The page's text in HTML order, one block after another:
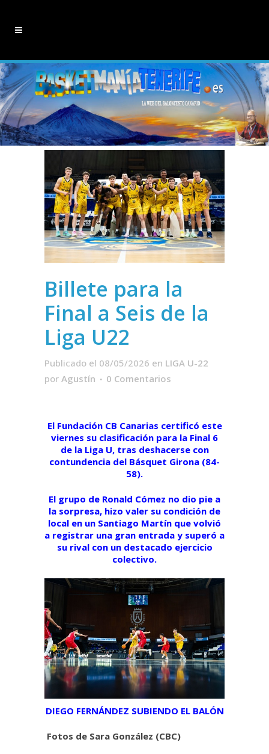
Billete para la
Final a Seis de la
Liga U22
Publicado el 08/05/2026 en LIGA U-22
por Agustín 0 Comentarios
El Fundación CB Canarias certificó este
viernes su clasificación para la Final 6
de la Liga U, tras deshacerse con
contundencia del Básquet Girona (84-
58).
El grupo de Ronald Cómez no dio pie a
la sorpresa, hizo valer su condición de
local en un Santiago Martín que volvió
a registrar una gran entrada y superó a
su rival con un destacado ejercicio
colectivo.
DIEGO FERNÁNDEZ SUBIENDO EL BALÓN
Fotos de Sara González (CBC)